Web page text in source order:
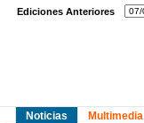
Ediciones Anteriores
Noticias
Multimedia